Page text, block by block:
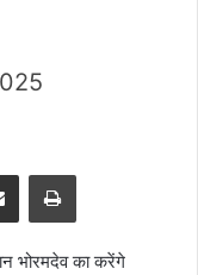
Share via Email Print
भोरमदेव का करेंगे